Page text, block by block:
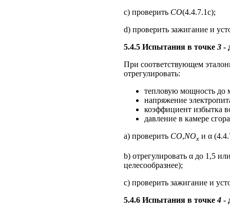
c) проверить CO(4.4.7.1с);
d) проверить зажигание и
5.4.5 Испытания в точке 3 -
При соответствующем
отрегулировать:
тепловую мощность до
напряжение
коэффициент избытка
давление в камере
a) проверить CO,NOx и α
b) отрегулировать α до 1,5
целесообразнее);
c) проверить зажигание и
5.4.6 Испытания в точке4 -